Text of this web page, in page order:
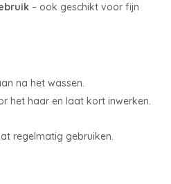
– ook geschikt voor fijn
na het wassen.
het haar en laat kort inwerken.
regelmatig gebruiken.